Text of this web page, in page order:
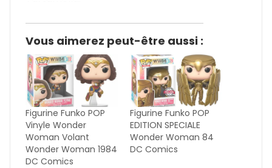
Vous aimerez peut-être aussi :
Figurine Funko POP
Vinyle Wonder
Woman Volant
Wonder Woman 1984
DC Comics
Figurine Funko POP
EDITION SPECIALE
Wonder Woman 84
DC Comics